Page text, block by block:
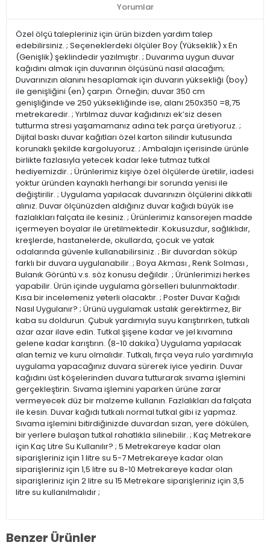
Yorumlar
Özel ölçü talepleriniz için ürün bizden yardım talep
edebilirsiniz. ; Seçeneklerdeki ölçüler Boy (Yükseklik) x En
(Genişlik) şeklindedir yazılmıştır. ; Duvarıma uygun duvar
kağıdını almak için duvarının ölçüsünü nasıl alacağım;
Duvarınızın alanını hesaplamak için duvarın yüksekliği (boy)
ile genişliğini (en) çarpın. Örneğin; duvar 350 cm
genişliğinde ve 250 yüksekliğinde ise, alanı 250x350 =8,75
metrekaredir. ; Yırtılmaz duvar kağıdınızı ek’siz desen
tutturma stresi yaşamamanız adına tek parça üretiyoruz. ;
Dijital baskı duvar kağıtları özel karton silindir kutusunda
korunaklı şekilde kargoluyoruz. ; Ambalajın içerisinde ürünle
birlikte fazlasıyla yetecek kadar leke tutmaz tutkal
hediyemizdir. ; Ürünlerimiz kişiye özel ölçülerde üretilir, iadesi
yoktur üründen kaynaklı herhangi bir sorunda yenisi ile
değiştirilir. ; Uygulama yapılacak duvarınızın ölçülerini dikkatli
alınız. Duvar ölçünüzden aldığınız duvar kağıdı büyük ise
fazlalıkları falçata ile kesiniz. ; Ürünlerimiz kansorejen madde
içermeyen boyalar ile üretilmektedir. Kokusuzdur, sağlıklıdır,
kreşlerde, hastanelerde, okullarda, çocuk ve yatak
odalarında güvenle kullanabilirsiniz. ; Bir duvardan söküp
farklı bir duvara uygulanabilir. ; Boya Akması , Renk Solması ,
Bulanık Görüntü v.s. söz konusu değildir. ; Ürünlerimizi herkes
yapabilir. Ürün içinde uygulama görselleri bulunmaktadır.
Kısa bir incelemeniz yeterli olacaktır. ; Poster Duvar Kağıdı
Nasıl Uygulanır? ; Ürünü uygulamak ustalık gerektirmez, Bir
kaba su doldurun. Çubuk yardımıyla suyu karıştırırken, tutkalı
azar azar ilave edin. Tutkal şişene kadar ve jel kıvamına
gelene kadar karıştırın. (8-10 dakika) Uygulama yapılacak
alan temiz ve kuru olmalıdır. Tutkalı, fırça veya rulo yardımıyla
uygulama yapacağınız duvara sürerek iyice yedirin. Duvar
kağıdını üst köşelerinden duvara tutturarak sıvama işlemini
gerçekleştirin. Sıvama işlemini yaparken ürüne zarar
vermeyecek düz bir malzeme kullanın. Fazlalıkları da falçata
ile kesin. Duvar kağıdı tutkalı normal tutkal gibi iz yapmaz.
Sıvama işlemini bitirdiğinizde duvardan sızan, yere dökülen,
bir yerlere bulaşan tutkal rahatlıkla silinebilir. ; Kaç Metrekare
için Kaç Litre Su Kullanılır? ; 5 Metrekareye kadar olan
siparişleriniz için 1 litre su 5-7 Metrekareye kadar olan
siparişleriniz için 1,5 litre su 8-10 Metrekareye kadar olan
siparişleriniz için 2 litre su 15 Metrekare siparişleriniz için 3,5
litre su kullanılmalıdır ;
Benzer Ürünler